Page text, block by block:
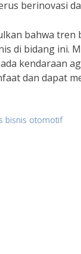
berinovasi
bahwa
di bidang ini.
kendaraan
dan dapat
bisnis otomotif